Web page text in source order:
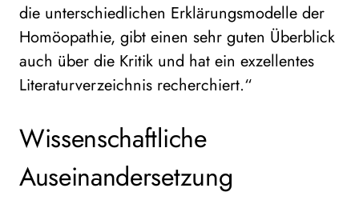
die unterschiedlichen Erklärungsmodelle der
Homöopathie, gibt einen sehr guten Überblick
auch über die Kritik und hat ein exzellentes
Literaturverzeichnis recherchiert.“
Wissenschaftliche
Auseinandersetzung